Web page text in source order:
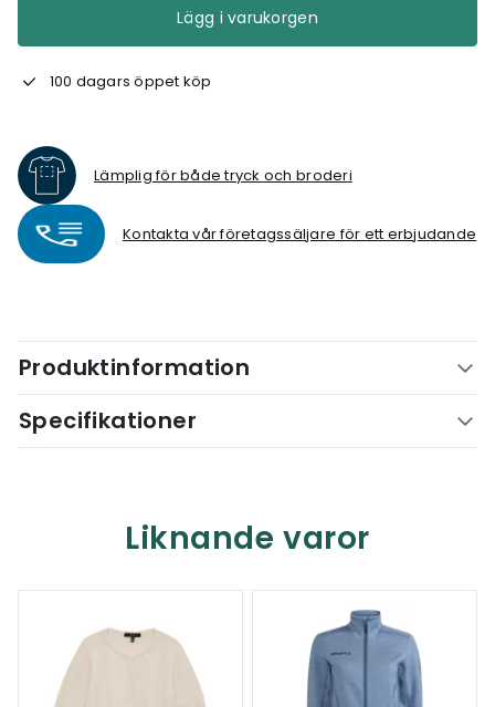
Lägg i varukorgen
100 dagars öppet köp
Lämplig för både tryck och broderi
Kontakta vår företagssäljare för ett erbjudande
Produktinformation
Specifikationer
Liknande varor